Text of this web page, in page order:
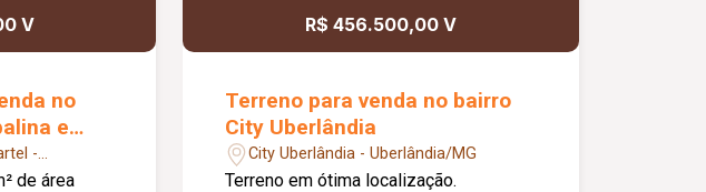
V
no
e
-
de área
R$ 456.500,00 V
Terreno para venda no bairro
City Uberlândia
City Uberlândia - Uberlândia/MG
Terreno em ótima localização.